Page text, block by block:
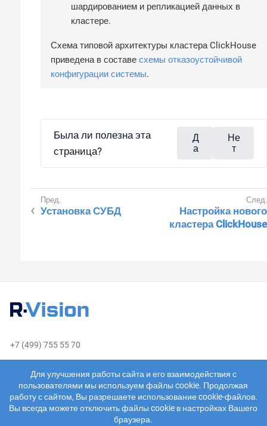
шардированием и репликацией данных в
кластере.
Схема типовой архитектуры кластера ClickHouse
приведена в составе схемы отказоустойчивой
конфигурации системы.
Была ли полезна эта
страница?
Д
а
Не
т
Установка СУБД
Настройка нового
кластера ClickHouse
+7 (499) 755 55 70
Для улучшения работы сайта и его взаимодействия с
пользователями мы используем файлы cookie. Продолжая
работу с сайтом, Вы разрешаете использование cookie-файлов.
Вы всегда можете отключить файлы cookie в настройках Вашего
браузера.